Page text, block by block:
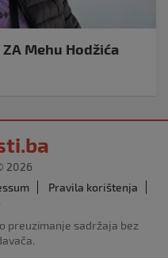
ZA Mehu Hodžića
2026
Pravila korištenja
preuzimanje sadržaja bez